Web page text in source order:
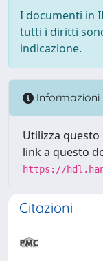
I documenti in
tutti i diritti
indicazione.
Informazioni
Utilizza
link a questo
https://
Citazioni